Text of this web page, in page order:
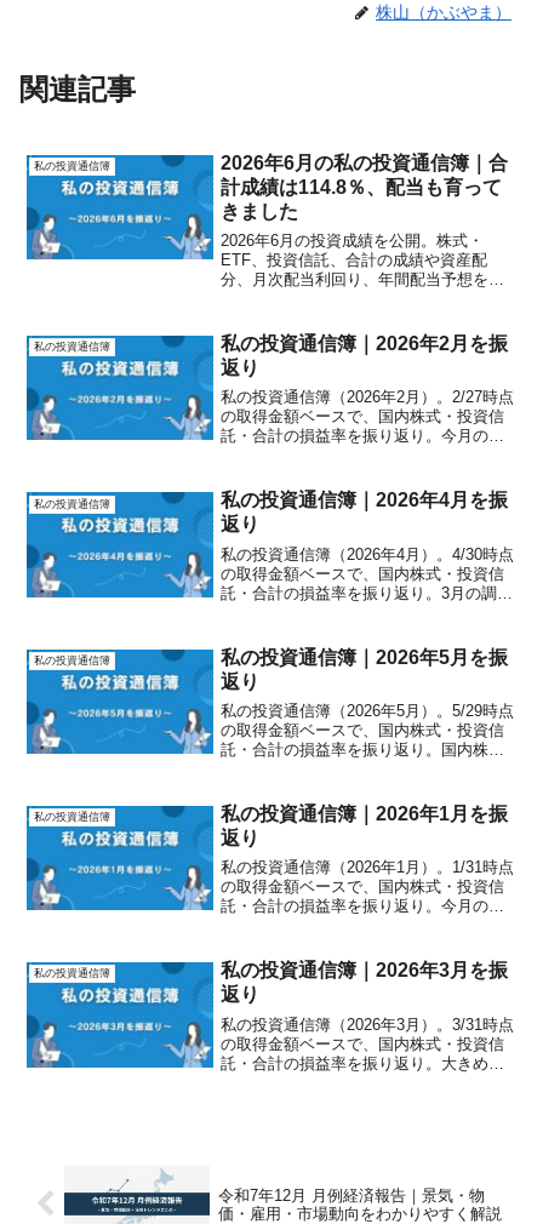
株山（かぶやま）
関連記事
私の投資通信簿
2026年6月の私の投資通信簿｜合
計成績は114.8％、配当も育って
きました
2026年6月の投資成績を公開。株式・
ETF、投資信託、合計の成績や資産配
分、月次配当利回り、年間配当予想を金
私の投資通信簿
私の投資通信簿｜2026年2月を振
返り
私の投資通信簿（2026年2月）。2/27時点
の取得金額ベースで、国内株式・投資信
託・合計の損益率を振り返り。今月の伸
私の投資通信簿
私の投資通信簿｜2026年4月を振
返り
私の投資通信簿（2026年4月）。4/30時点
の取得金額ベースで、国内株式・投資信
託・合計の損益率を振り返り。3月の調整
私の投資通信簿
私の投資通信簿｜2026年5月を振
返り
私の投資通信簿（2026年5月）。5/29時点
の取得金額ベースで、国内株式・投資信
託・合計の損益率を振り返り。国内株式
私の投資通信簿
私の投資通信簿｜2026年1月を振
返り
私の投資通信簿（2026年1月）。1/31時点
の取得金額ベースで、国内株式・投資信
託・合計の損益率を振り返り。今月の伸
私の投資通信簿
私の投資通信簿｜2026年3月を振
返り
私の投資通信簿（2026年3月）。3/31時点
の取得金額ベースで、国内株式・投資信
託・合計の損益率を振り返り。大きめの
令和7年12月 月例経済報告｜景気・物
価・雇用・市場動向をわかりやすく解説